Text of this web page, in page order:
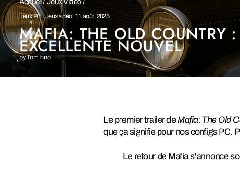
Accueil /Jeux Vidéo/
Jeux PC·Jeux vidéo ·11 août, 2025
MAFIA: THE OLD COUNTRY :
EXCELLENTE NOUVEL
by Tom Inno
Le premier trailer deMafia: The Old
que ça signifie pour nos configs PC.
Le retour de Mafia s'annonce